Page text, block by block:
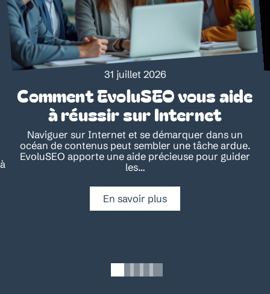
31 juillet 2026
Comment EvoluSEO vous aide
à réussir sur Internet
Naviguer sur Internet et se démarquer dans un
océan de contenus peut sembler une tâche ardue.
EvoluSEO apporte une aide précieuse pour guider
les…
En savoir plus